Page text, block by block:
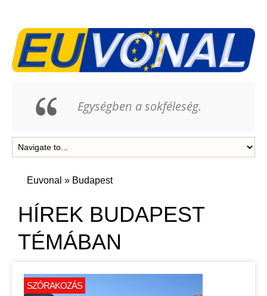
Egységben a sokféleség.
Euvonal » Budapest
HÍREK BUDAPEST
TÉMÁBAN
SZÓRAKOZÁS